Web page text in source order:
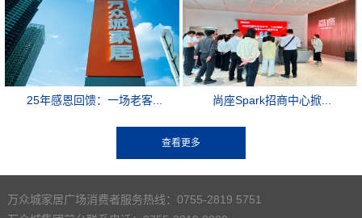
25年感恩回馈：一场老客... 尚座Spark招商中心掀...
万众城家居广场消费者服务热线：0755-2819 5751